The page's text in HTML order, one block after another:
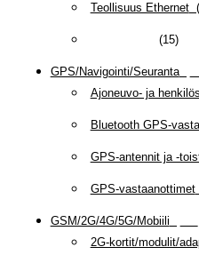
Teollisuus Ethernet(
(15)
GPS/Navigointi/Seuranta(
Ajoneuvo- ja
Bluetooth GPS-
GPS-antennit ja -
GPS-vastaanottimet
GSM/2G/4G/5G/Mobiili
2G-kortit/modulit/